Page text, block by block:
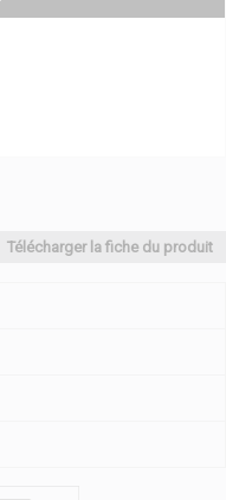
Télécharger la fiche du produit